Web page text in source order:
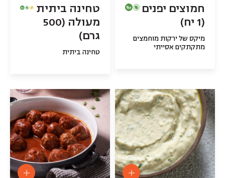
חמוצים יפנים
(1 יח)
מיקס של ירקות מוחמצים
מתקתקים אסייתי
טחינה ביתית
מעולה (500
גרם)
טחינה ביתית